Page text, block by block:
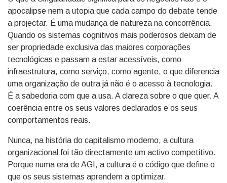
apocalipse nem a utopia que cada campo do debate tende
a projectar. É uma mudança de natureza na concorrência.
Quando os sistemas cognitivos mais poderosos deixam de
ser propriedade exclusiva das maiores corporações
tecnológicas e passam a estar acessíveis, como
infraestrutura, como serviço, como agente, o que diferencia
uma organização de outra já não é o acesso à tecnologia.
É a sabedoria com que a usa. A clareza sobre o que quer. A
coerência entre os seus valores declarados e os seus
comportamentos reais.
Nunca, na história do capitalismo moderno, a cultura
organizacional foi tão directamente um activo competitivo.
Porque numa era de AGI, a cultura é o código que define o
que os seus sistemas aprendem a optimizar.